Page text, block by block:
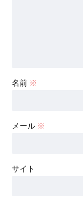
名前 ※
メール ※
サイト